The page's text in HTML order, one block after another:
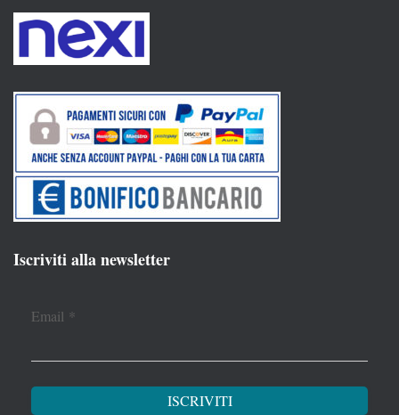
Iscriviti alla newsletter
Email *